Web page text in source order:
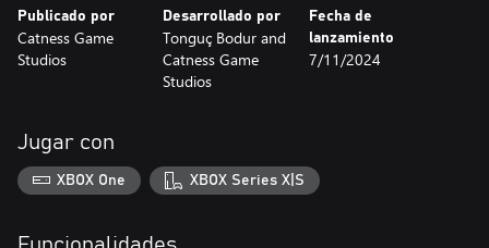
avances, te enfrentarás a batallas cada vez más complicadas,
ingeniosos acertijos, e incluso encuentros cómicos con el peculiar
elenco de personajes del juego.
ahí. Completar la campaña principal desbloquea el modo Nueva
Partida+, un modo donde puedes volver a revivir la historia con
un nivel adicional de desafío. Esta vez, tus habilidades, salud y
maná de tu primera partida se mantendrán, dándote una ventaja
adicional, podrás desbloquear y leer los extravagantes poemas
Publicado por
Catness Game
Studios
Desarrollado por
Tonguç Bodur and
Catness Game
Studios
Fecha de
lanzamiento
7/11/2024
Jugar con
XBOX One XBOX Series X|S